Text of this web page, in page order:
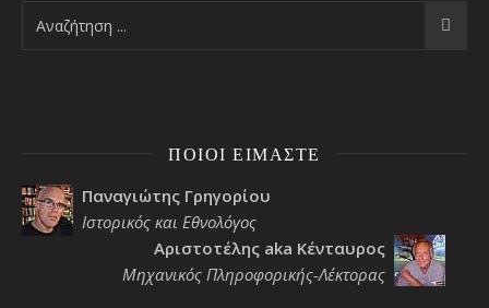
ΠΟΙΟΙ ΕΊΜΑΣΤΕ
Παναγιώτης Γρηγορίου
Ιστορικός και Εθνολόγος
Αριστοτέλης aka Κένταυρος
Μηχανικός Πληροφορικής-Λέκτορας